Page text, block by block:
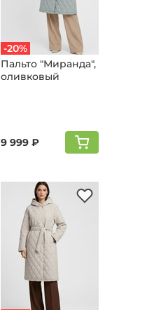
-20%
Пальто "Мирaнда",
оливковый
9 999 ₽